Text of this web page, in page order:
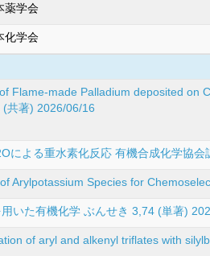
薬学会
化学会
Flame-made Palladium deposited on
共著) 2026/06/16
による重水素化反応 有機合成化学協
Arylpotassium Species for
いた有機化学 ぶんせき 3,74 (単著)
of aryl and alkenyl triflates with